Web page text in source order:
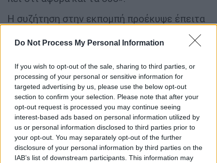
Do Not Process My Personal Information
If you wish to opt-out of the sale, sharing to third parties, or
processing of your personal or sensitive information for
targeted advertising by us, please use the below opt-out
section to confirm your selection. Please note that after your
opt-out request is processed you may continue seeing
interest-based ads based on personal information utilized by
us or personal information disclosed to third parties prior to
your opt-out. You may separately opt-out of the further
disclosure of your personal information by third parties on the
IAB’s list of downstream participants. This information may
Η συζήτηση στην εκπομπή προέκυψε έπειτα
συμβουλίου ενός σχολείου στο Τενεσί να
Β΄ Γυμνασίου το βιβλίο κόμικ για το
Ολοκαύτωμα με τίτλο «Maus»επικαλούμενο
αισχρολογίες και γυμνό στο περιεχόμενο
του βιβλίου του βραβευμένου με Πούλιτζερ
καρτουνίστα Αρτ Σπίγκελμαν.